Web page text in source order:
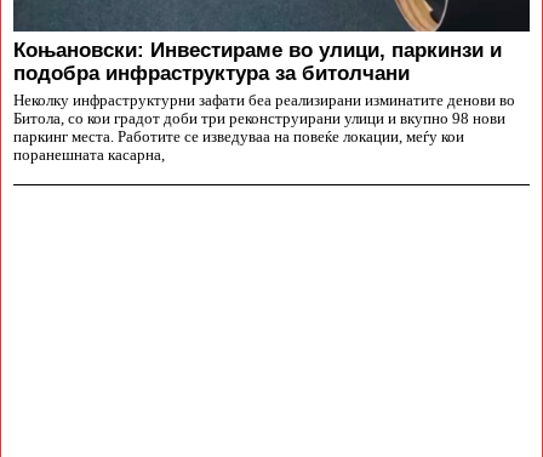
Коњановски: Инвестираме во улици, паркинзи и
подобра инфраструктура за битолчани
Неколку инфраструктурни зафати беа реализирани изминатите денови во
Битола, со кои градот доби три реконструирани улици и вкупно 98 нови
паркинг места. Работите се изведуваа на повеќе локации, меѓу кои
поранешната касарна,